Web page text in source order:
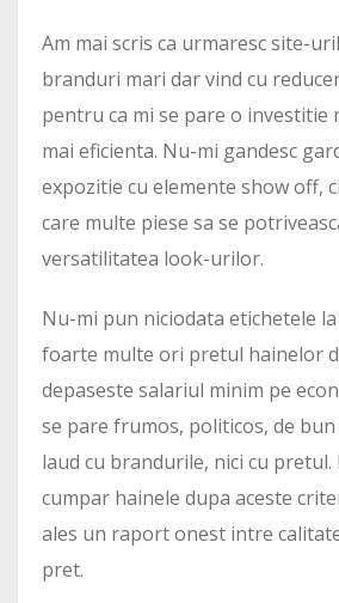
Am mai scris ca urmaresc site-
branduri mari dar vind cu
pentru ca mi se pare o investitie
mai eficienta. Nu-mi gandesc
expozitie cu elemente show off,
care multe piese sa se
versatilitatea look-urilor.
Nu-mi pun niciodata etichetele la
foarte multe ori pretul hainelor
depaseste salariul minim pe
se pare frumos, politicos, de bun
laud cu brandurile, nici cu pretul.
cumpar hainele dupa aceste
ales un raport onest intre
pret.